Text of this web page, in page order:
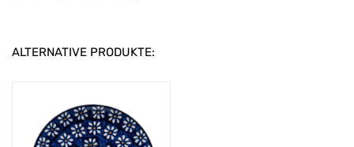
ALTERNATIVE PRODUKTE: